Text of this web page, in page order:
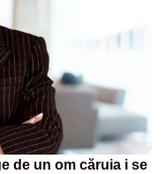
de un om căruia i se